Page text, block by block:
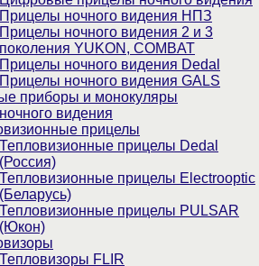
Прицелы ночного видения НПЗ
Прицелы ночного видения 2 и 3
поколения YUKON, COMBAT
Прицелы ночного видения Dedal
Прицелы ночного видения GALS
приборы и монокуляры
видения
прицелы
Тепловизионные прицелы Dedal
(Россия)
Тепловизионные прицелы Electrooptic
(Беларусь)
Тепловизионные прицелы PULSAR
(Юкон)
Тепловизоры FLIR